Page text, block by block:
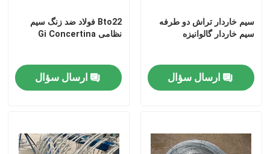
سیم خاردار تراش دو طرفه
سیم خاردار گالوانیزه
ارسال سؤال
Bto22 فولاد ضد زنگ سیم
نظامی Gi Concertina
ارسال سؤال